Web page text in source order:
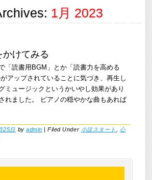
1月 2023
けてみる
「読書用BGM」とか「読書力を高める
アップされていることに気づき、再生し
ミュージックというかいやし効果があり
れました。 ピアノの穏やかな曲もあれば
25日 byadmin |Filed Under 小説スタート
心